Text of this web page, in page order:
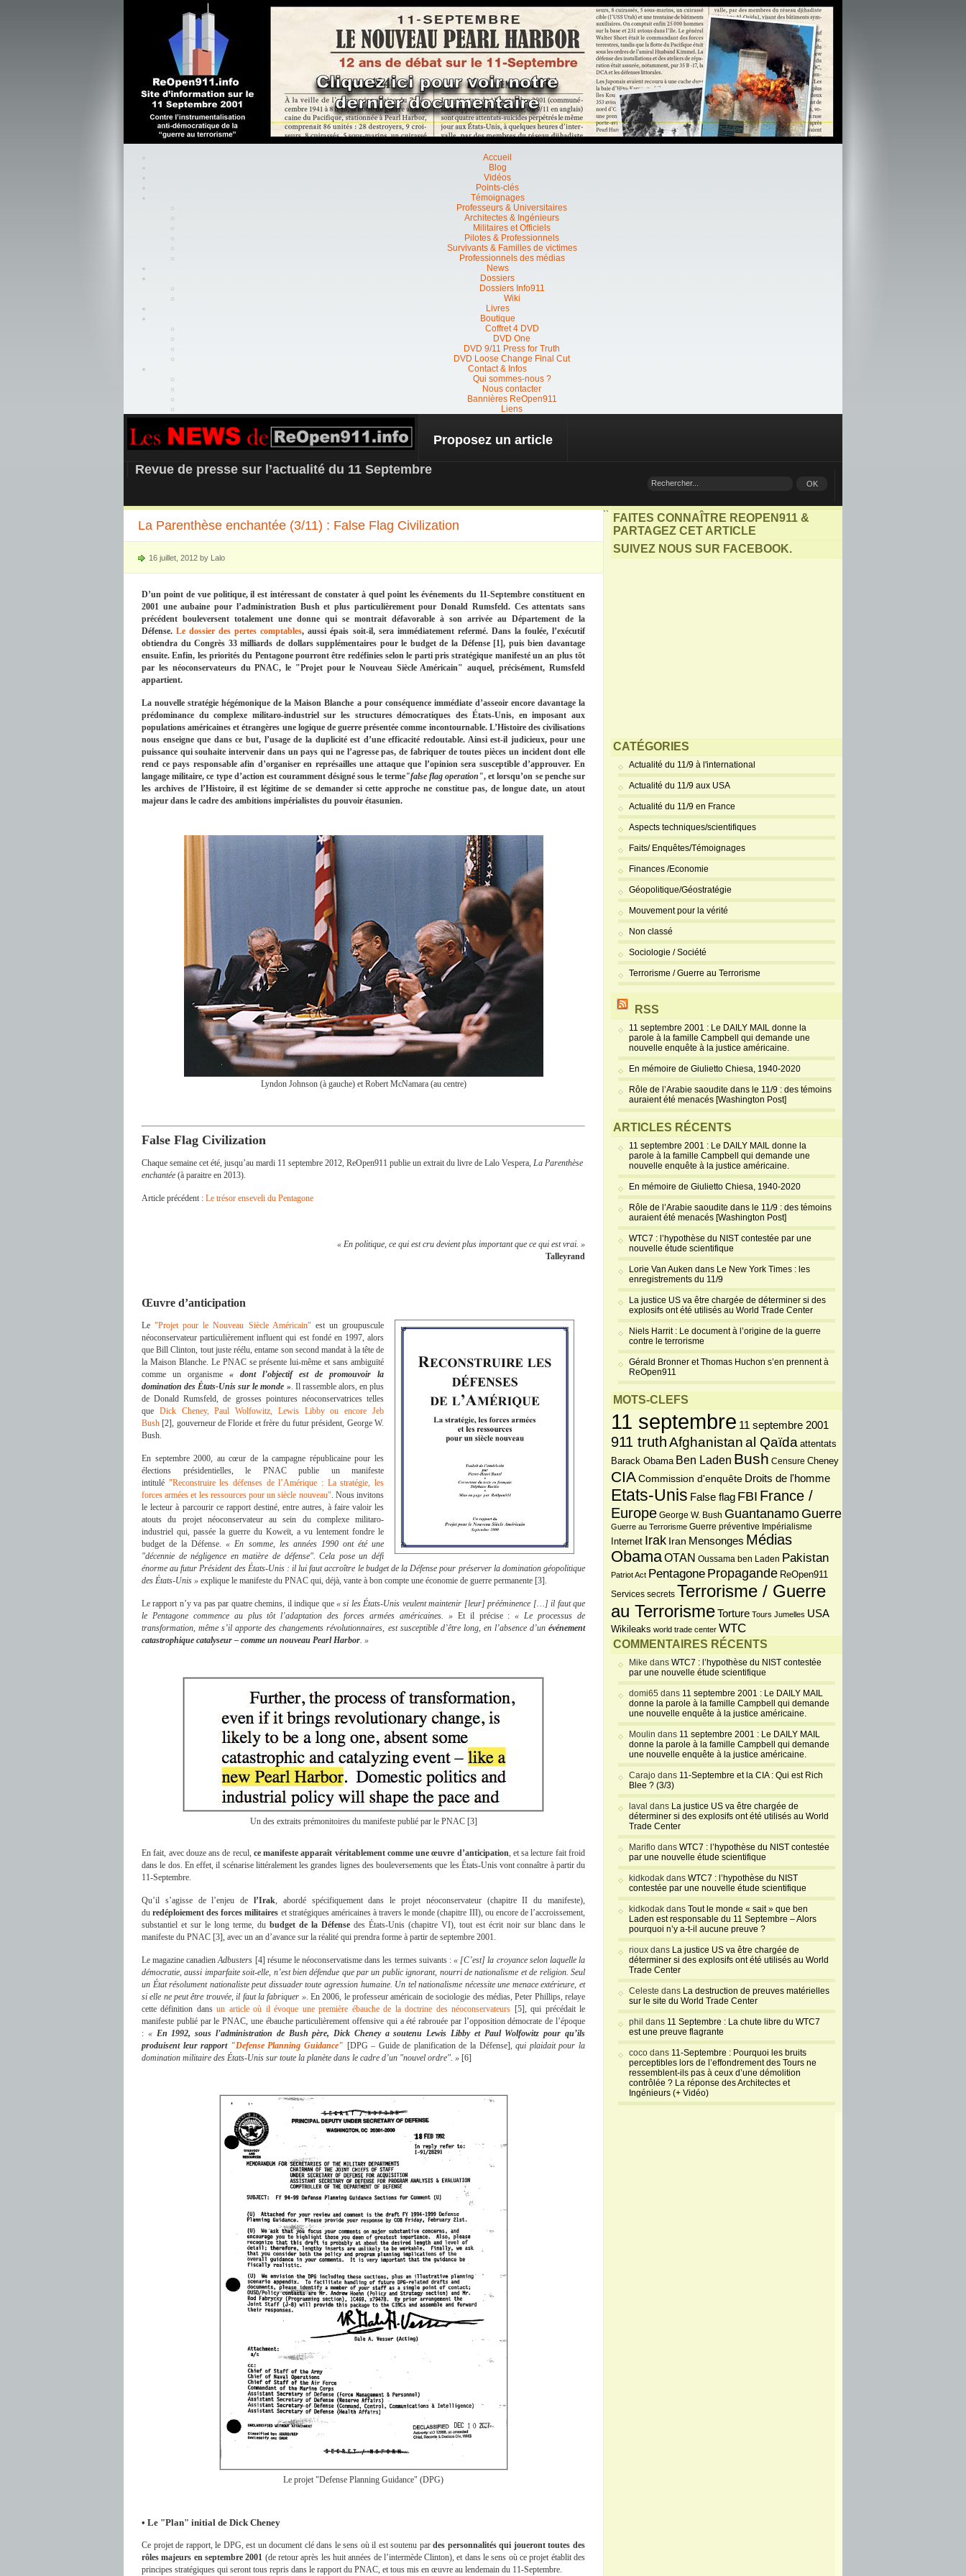
Accueil
Blog
Vidéos
Points-clés
Témoignages
Professeurs & Universitaires
Architectes & Ingénieurs
Militaires et Officiels
Pilotes & Professionnels
Survivants & Familles de victimes
Professionnels des médias
News
Dossiers
Dossiers Info911
Wiki
Livres
Boutique
Coffret 4 DVD
DVD One
DVD 9/11 Press for Truth
DVD Loose Change Final Cut
Contact & Infos
Qui sommes-nous ?
Nous contacter
Bannières ReOpen911
Liens
REOPEN911 – NEWS
Proposez un article
Revue de presse sur l’actualité du 11 Septembre
La Parenthèse enchantée (3/11) : False Flag Civilization
16 juillet, 2012 by Lalo
D’un point de vue politique, il est intéressant de constater à quel point les événements du 11-Septembre constituent en
2001 une aubaine pour l’administration Bush et plus particulièrement pour Donald Rumsfeld. Ces attentats sans
précédent bouleversent totalement une donne qui se montrait défavorable à son arrivée au Département de la
Défense.Le dossier des pertes comptables, aussi épais soit-il, sera immédiatement refermé. Dans la foulée, l’exécutif
obtiendra du Congrès 33 milliards de dollars supplémentaires pour le budget de la Défense [1], puis bien davantage
ensuite. Enfin, les priorités du Pentagone pourront être redéfinies selon le parti pris stratégique manifesté un an plus tôt
par les néoconservateurs du PNAC, le "Projet pour le Nouveau Siècle Américain" auquel, précisément, Rumsfeld
appartient.
La nouvelle stratégie hégémonique de la Maison Blanche a pour conséquence immédiate d’asseoir encore davantage la
prédominance du complexe militaro-industriel sur les structures démocratiques des États-Unis, en imposant aux
populations américaines et étrangères une logique de guerre présentée comme incontournable. L’Histoire des civilisations
nous enseigne que dans ce but, l’usage de la duplicité est d’une efficacité redoutable. Ainsi est-il judicieux, pour une
puissance qui souhaite intervenir dans un pays qui ne l’agresse pas, de fabriquer de toutes pièces un incident dont elle
rend ce pays responsable afin d’organiser en représailles une attaque que l’opinion sera susceptible d’approuver. En
langage militaire, ce type d’action est couramment désigné sous le terme"false flag operation", et lorsqu’on se penche sur
les archives de l’Histoire, il est légitime de se demander si cette approche ne constitue pas, de longue date, un atout
majeur dans le cadre des ambitions impérialistes du pouvoir étasunien.
Lyndon Johnson (à gauche) et Robert McNamara (au centre)
False Flag Civilization
Chaque semaine cet été, jusqu’au mardi 11 septembre 2012, ReOpen911 publie un extrait du livre de Lalo Vespera, La Parenthèse
enchantée (à paraitre en 2013).
Article précédent : Le trésor enseveli du Pentagone
« En politique, ce qui est cru devient plus important que ce qui est vrai. »
Talleyrand
Œuvre d’anticipation
Le"Projet pour le Nouveau Siècle Américain" est un groupuscule
néoconservateur particulièrement influent qui est fondé en 1997, alors
que Bill Clinton, tout juste réélu, entame son second mandat à la tête de
la Maison Blanche. Le PNAC se présente lui-même et sans ambiguïté
comme un organisme « dont l’objectif est de promouvoir la
domination des États-Unis sur le monde ». Il rassemble alors, en plus
de Donald Rumsfeld, de grosses pointures néoconservatrices telles
que Dick Cheney, Paul Wolfowitz, Lewis Libby ou encore Jeb
Bush [2], gouverneur de Floride et frère du futur président, George W.
Bush.
En septembre 2000, au cœur de la campagne républicaine pour les
élections présidentielles, le PNAC publie un manifeste
intitulé "Reconstruire les défenses de l’Amérique : La stratégie, les
forces armées et les ressources pour un siècle nouveau". Nous invitons
le lecteur à parcourir ce rapport destiné, entre autres, à faire valoir les
atouts du projet néoconservateur au sein du complexe militaro-
industriel qui, passée la guerre du Koweït, a vu lentement fondre le
budget de la Défense.« En somme, les années 1990 ont été une
"décennie de négligence en matière de défense". Cela pose un défi
énorme au futur Président des États-Unis : il lui faut accroître le budget de la Défense pour préserver la domination géopolitique
des États-Unis » explique le manifeste du PNAC qui, déjà, vante à bon compte une économie de guerre permanente [3].
Le rapport n’y va pas par quatre chemins, il indique que « si les États-Unis veulent maintenir [leur] prééminence […] il faut que
le Pentagone commence au plus tôt l’adaptation des forces armées américaines. »Et il précise :« Le processus de
transformation, même s’il apporte des changements révolutionnaires, est susceptible d’être long, en l’absence d’un événement
catastrophique catalyseur – comme un nouveau Pearl Harbor. »
Un des extraits prémonitoires du manifeste publié par le PNAC [3]
En fait, avec douze ans de recul, ce manifeste apparaît véritablement comme une œuvre d’anticipation, et sa lecture fait froid
dans le dos. En effet, il scénarise littéralement les grandes lignes des bouleversements que les États-Unis vont connaître à partir du
11-Septembre.
Qu’il s’agisse de l’enjeu de l’Irak, abordé spécifiquement dans le projet néoconservateur (chapitre II du manifeste),
duredéploiement des forces militaires et stratégiques américaines à travers le monde (chapitre III), ou encore de l’accroissement,
substantiel et sur le long terme, du budget de la Défense des États-Unis (chapitre VI), tout est écrit noir sur blanc dans le
manifeste du PNAC [3], avec un an d’avance sur la réalité qui prendra forme à partir de septembre 2001.
Le magazine canadienAdbusters [4] résume le néoconservatisme dans les termes suivants :« [C’est] la croyance selon laquelle la
démocratie, aussi imparfaite soit-elle, n’est bien défendue que par un public ignorant, nourri de nationalisme et de religion. Seul
un État résolument nationaliste peut dissuader toute agression humaine. Un tel nationalisme nécessite une menace extérieure, et
si elle ne peut être trouvée, il faut la fabriquer ». En 2006, le professeur américain de sociologie des médias, Peter Phillips, relaye
cette définition dansun article où il évoque une première ébauche de la doctrine des néoconservateurs [5], qui précédait le
manifeste publié par le PNAC, une ébauche particulièrement offensive qui a été rabrouée par l’opposition démocrate de l’époque
: « En 1992, sous l’administration de Bush père, Dick Cheney a soutenu Lewis Libby et Paul Wolfowitz pour qu’ils
produisent leur rapport "Defense Planning Guidance" [DPG – Guide de planification de la Défense],qui plaidait pour la
domination militaire des États-Unis sur toute la planète dans le cadre d’un "nouvel ordre". » [6]
Le projet "Defense Planning Guidance" (DPG)
• Le "Plan" initial de Dick Cheney
Ce projet de rapport, le DPG, est un document clé dans le sens où il est soutenu pardes personnalités qui joueront toutes des
rôles majeurs en septembre 2001 (de retour après les huit années de l’intermède Clinton), et dans le sens où ce projet établit des
principes stratégiques qui seront tous repris dans le rapport du PNAC, et tous mis en œuvre au lendemain du 11-Septembre.
``
FAITES CONNAÎTRE REOPEN911 &
PARTAGEZ CET ARTICLE
SUIVEZ NOUS SUR FACEBOOK.
CATÉGORIES
Actualité du 11/9 à l'international
Actualité du 11/9 aux USA
Actualité du 11/9 en France
Aspects techniques/scientifiques
Faits/ Enquêtes/Témoignages
Finances /Economie
Géopolitique/Géostratégie
Mouvement pour la vérité
Non classé
Sociologie / Société
Terrorisme / Guerre au Terrorisme
RSS
11 septembre 2001 : Le DAILY MAIL donne la
parole à la famille Campbell qui demande une
nouvelle enquête à la justice américaine.
En mémoire de Giulietto Chiesa, 1940-2020
Rôle de l’Arabie saoudite dans le 11/9 : des témoins
auraient été menacés [Washington Post]
ARTICLES RÉCENTS
11 septembre 2001 : Le DAILY MAIL donne la
parole à la famille Campbell qui demande une
nouvelle enquête à la justice américaine.
En mémoire de Giulietto Chiesa, 1940-2020
Rôle de l’Arabie saoudite dans le 11/9 : des témoins
auraient été menacés [Washington Post]
WTC7 : l’hypothèse du NIST contestée par une
nouvelle étude scientifique
Lorie Van Auken dans Le New York Times : les
enregistrements du 11/9
La justice US va être chargée de déterminer si des
explosifs ont été utilisés au World Trade Center
Niels Harrit : Le document à l’origine de la guerre
contre le terrorisme
Gérald Bronner et Thomas Huchon s’en prennent à
ReOpen911
MOTS-CLEFS
11 septembre 11 septembre 2001
911 truthAfghanistanal Qaïda attentats
Barack Obama Ben Laden Bush Censure Cheney
CIA Commission d'enquête Droits de l'homme
Etats-Unis False flag FBI France /
Europe George W. Bush Guantanamo Guerre
Guerre au Terrorisme Guerre préventive Impérialisme
Internet Irak Iran Mensonges Médias
ObamaOTAN Oussama ben Laden Pakistan
Patriot Act Pentagone Propagande ReOpen911
Services secrets Terrorisme / Guerre
au TerrorismeTorture Tours Jumelles USA
Wikileaks world trade center WTC
COMMENTAIRES RÉCENTS
Mike dans WTC7 : l’hypothèse du NIST contestée
par une nouvelle étude scientifique
domi65 dans 11 septembre 2001 : Le DAILY MAIL
donne la parole à la famille Campbell qui demande
une nouvelle enquête à la justice américaine.
Moulin dans 11 septembre 2001 : Le DAILY MAIL
donne la parole à la famille Campbell qui demande
une nouvelle enquête à la justice américaine.
Carajo dans 11-Septembre et la CIA : Qui est Rich
Blee ? (3/3)
laval dans La justice US va être chargée de
déterminer si des explosifs ont été utilisés au World
Trade Center
Mariflo dans WTC7 : l’hypothèse du NIST contestée
par une nouvelle étude scientifique
kidkodak dans WTC7 : l’hypothèse du NIST
contestée par une nouvelle étude scientifique
kidkodak dans Tout le monde « sait » que ben
Laden est responsable du 11 Septembre – Alors
pourquoi n’y a-t-il aucune preuve ?
rioux dans La justice US va être chargée de
déterminer si des explosifs ont été utilisés au World
Trade Center
Celeste dans La destruction de preuves matérielles
sur le site du World Trade Center
phil dans 11 Septembre : La chute libre du WTC7
est une preuve flagrante
coco dans 11-Septembre : Pourquoi les bruits
perceptibles lors de l’effondrement des Tours ne
ressemblent-ils pas à ceux d’une démolition
contrôlée ? La réponse des Architectes et
Ingénieurs (+ Vidéo)